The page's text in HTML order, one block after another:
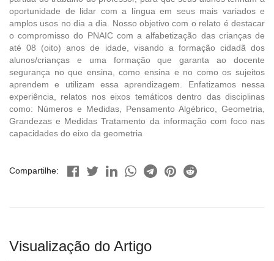
oportunidade de lidar com a língua em seus mais variados e
amplos usos no dia a dia. Nosso objetivo com o relato é destacar
o compromisso do PNAIC com a alfabetização das crianças de
até 08 (oito) anos de idade, visando a formação cidadã dos
alunos/crianças e uma formação que garanta ao docente
segurança no que ensina, como ensina e no como os sujeitos
aprendem e utilizam essa aprendizagem. Enfatizamos nessa
experiência, relatos nos eixos temáticos dentro das disciplinas
como: Números e Medidas, Pensamento Algébrico, Geometria,
Grandezas e Medidas Tratamento da informação com foco nas
capacidades do eixo da geometria
Compartilhe:
Visualização do Artigo